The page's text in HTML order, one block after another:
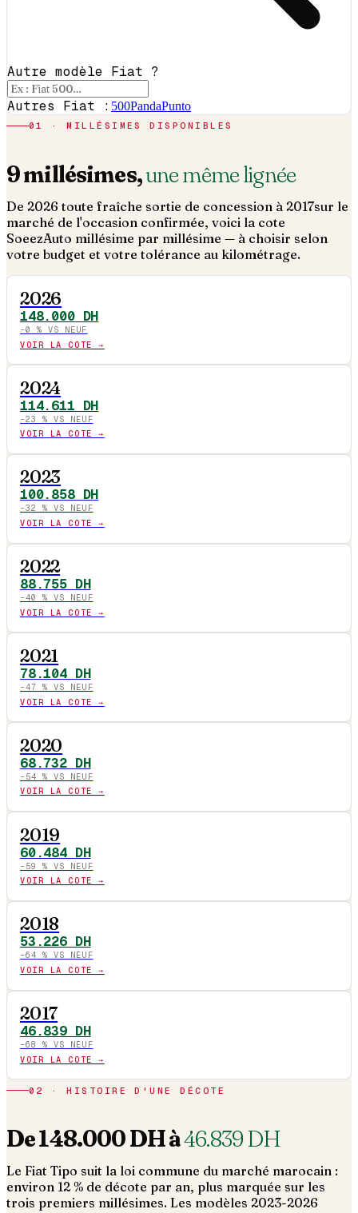
Autre modèle Fiat ?
Autres Fiat : 500PandaPunto
01 · MILLÉSIMES DISPONIBLES
9millésimes,une même lignée
De 2026 toute fraîche sortie de concession à 2017sur le
marché de l'occasion confirmée, voici la cote
SoeezAuto millésime par millésime — à choisir selon
votre budget et votre tolérance au kilométrage.
2026
148.000DH
−0
% VS NEUF
VOIR LA COTE →
2024
114.611 DH
−23
% VS NEUF
VOIR LA COTE →
2023
100.858DH
−32
% VS NEUF
VOIR LA COTE →
2022
88.755 DH
−40
% VS NEUF
VOIR LA COTE →
2021
78.104 DH
−47 % VS NEUF
VOIR LA COTE →
2020
68.732 DH
−54 % VS NEUF
VOIR LA COTE →
2019
60.484 DH
−59
% VS NEUF
VOIR LA COTE →
2018
53.226 DH
−64 % VS NEUF
VOIR LA COTE →
2017
46.839 DH
−68
% VS NEUF
VOIR LA COTE →
02 · HISTOIRE D'UNE DÉCOTE
De148.000DH à46.839DH
Le Fiat Tipo suit la loi commune du marché marocain :
environ 12 % de décote par an, plus marquée sur les
trois premiers millésimes. Les modèles 2023-2026